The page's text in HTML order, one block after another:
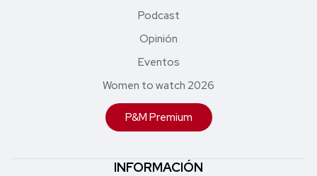
Podcast
Opinión
Eventos
Women to watch 2026
P&M Premium
INFORMACIÓN